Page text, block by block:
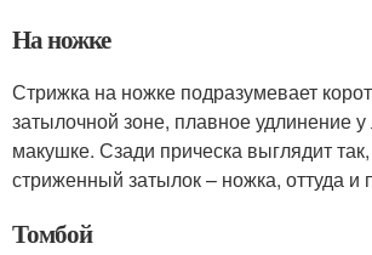
На ножке
Стрижка на ножке подразумевает
затылочной зоне, плавное удлинение
макушке. Сзади прическа выглядит так,
стриженный затылок – ножка, оттуда и
Томбой